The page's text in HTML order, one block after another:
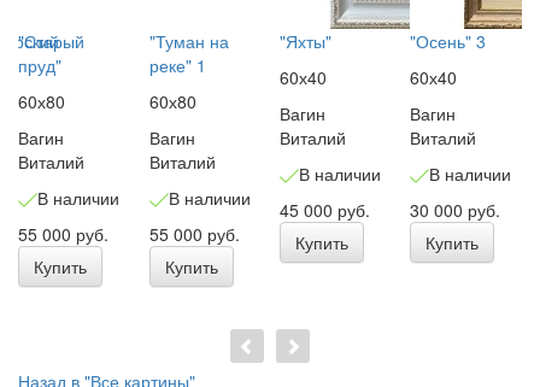
"Старый
пруд"
60х80
Вагин
Виталий
В наличии
55 000 руб.
Купить
"Туман на
реке" 1
60х80
Вагин
Виталий
В наличии
55 000 руб.
Купить
"Яхты"
60х40
Вагин
Виталий
В наличии
45 000 руб.
Купить
"Осень" 3
60х40
Вагин
Виталий
В наличии
30 000 руб.
Купить
Назад в "Все картины"